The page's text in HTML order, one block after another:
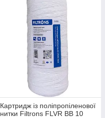
Картридж із поліпропіленової
нитки Filtrons FLVR BB 10